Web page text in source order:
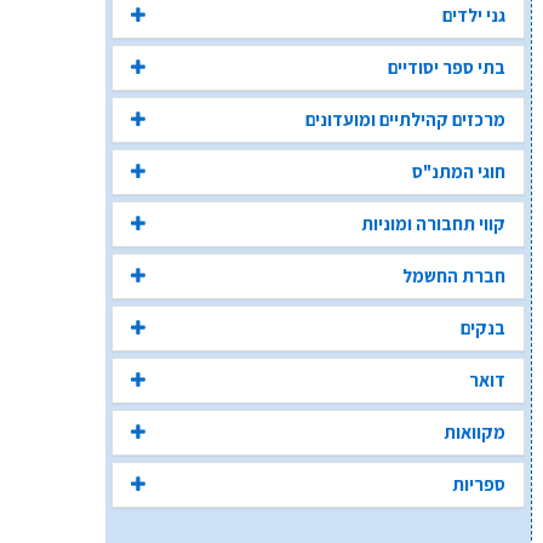
גני ילדים
בתי ספר יסודיים
מרכזים קהילתיים ומועדונים
חוגי המתנ"ס
קווי תחבורה ומוניות
חברת החשמל
בנקים
דואר
מקוואות
ספריות